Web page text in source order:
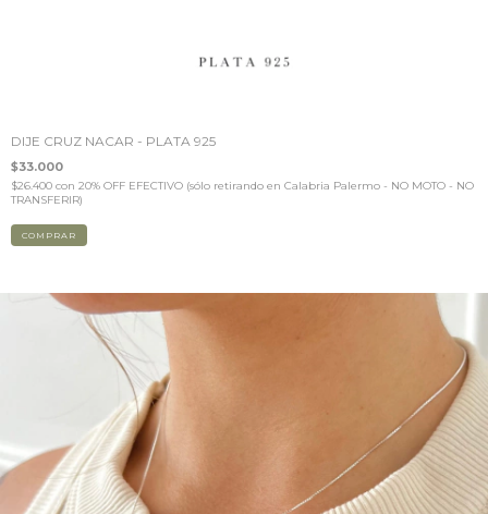
DIJE CRUZ NACAR - PLATA 925
$33.000
$26.400 con 20% OFF EFECTIVO (sólo retirando en Calabria Palermo - NO MOTO - NO
TRANSFERIR)